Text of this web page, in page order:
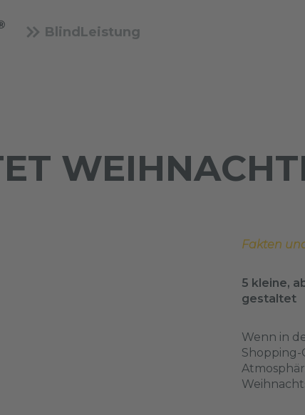
BlindLeistung
Fakten
5 kleine,
gestaltet
Wenn in
Shopping-